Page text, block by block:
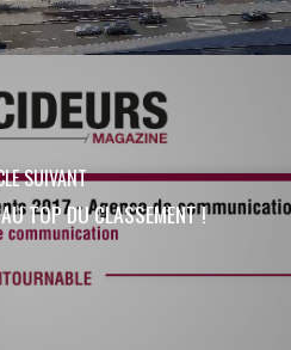
SUIVANT
TOP DU CLASSEMENT !